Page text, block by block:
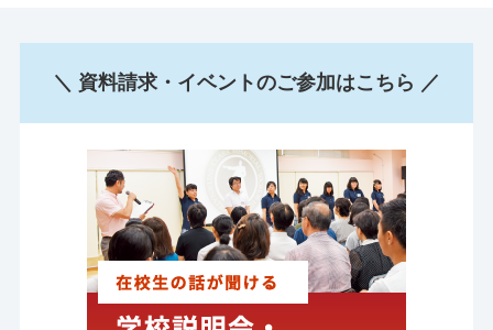
＼ 資料請求・イベントのご参加はこちら ／